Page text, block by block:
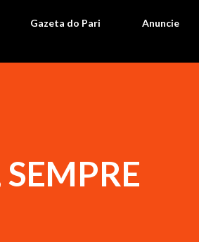
Gazeta do Pari Anuncie